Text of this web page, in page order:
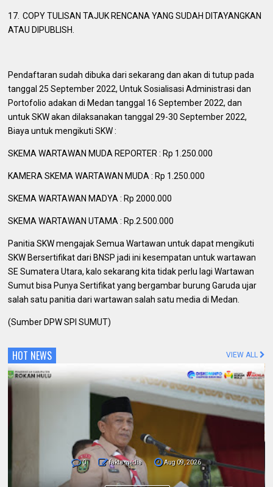
17. COPY TULISAN TAJUK RENCANA YANG SUDAH DITAYANGKAN
ATAU DIPUBLISH.
Pendaftaran sudah dibuka dari sekarang dan akan di tutup pada
tanggal 25 September 2022, Untuk Sosialisasi Administrasi dan
Portofolio adakan di Medan tanggal 16 September 2022, dan
untuk SKW akan dilaksanakan tanggal 29-30 September 2022,
Biaya untuk mengikuti SKW :
SKEMA WARTAWAN MUDA REPORTER : Rp 1.250.000
KAMERA SKEMA WARTAWAN MUDA : Rp 1.250.000
SKEMA WARTAWAN MADYA : Rp 2000.000
SKEMA WARTAWAN UTAMA : Rp.2.500.000
Panitia SKW mengajak Semua Wartawan untuk dapat mengikuti
SKW Bersertifikat dari BNSP jadi ini kesempatan untuk wartawan
SE Sumatera Utara, kalo sekarang kita tidak perlu lagi Wartawan
Sumut bisa Punya Sertifikat yang bergambar burung Garuda ujar
salah satu panitia dari wartawan salah satu media di Medan.
(Sumber DPW SPI SUMUT)
HOT NEWS VIEW ALL
fakta media Aug 09, 2026
Pemda dan Polres Rokan Hulu Intens
Berkoordinasi untuk Penyusunan Perda
Lingkungan dan Penanaman Pohon Guna
Mendukung Program Green Policing